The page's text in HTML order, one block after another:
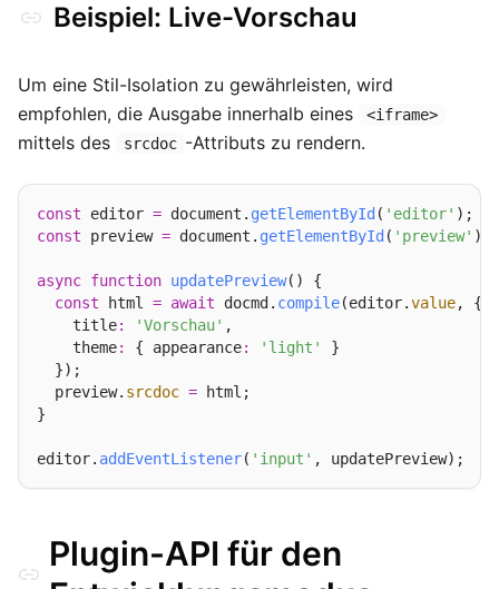
Beispiel: Live-Vorschau
Um eine Stil-Isolation zu gewährleisten, wird
empfohlen, die Ausgabe innerhalb eines
<iframe>
mittels des srcdoc -Attributs zu rendern.
const editor = document. getElementById ( 'editor'
const preview = document. getElementById ( 'preview' );
async function updatePreview() {
const html = await docmd. compile(editor.value, {
    title
: 'Vorschau' ,
    theme
: { appearance: 'light'
}
  });
  preview.
srcdoc = html;
}
editor. addEventListener( 'input'
Plugin-API für den